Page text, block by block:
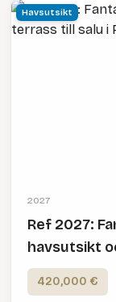
Havsutsikt
2027
Ref 2027:
havsutsikt
420,000 €